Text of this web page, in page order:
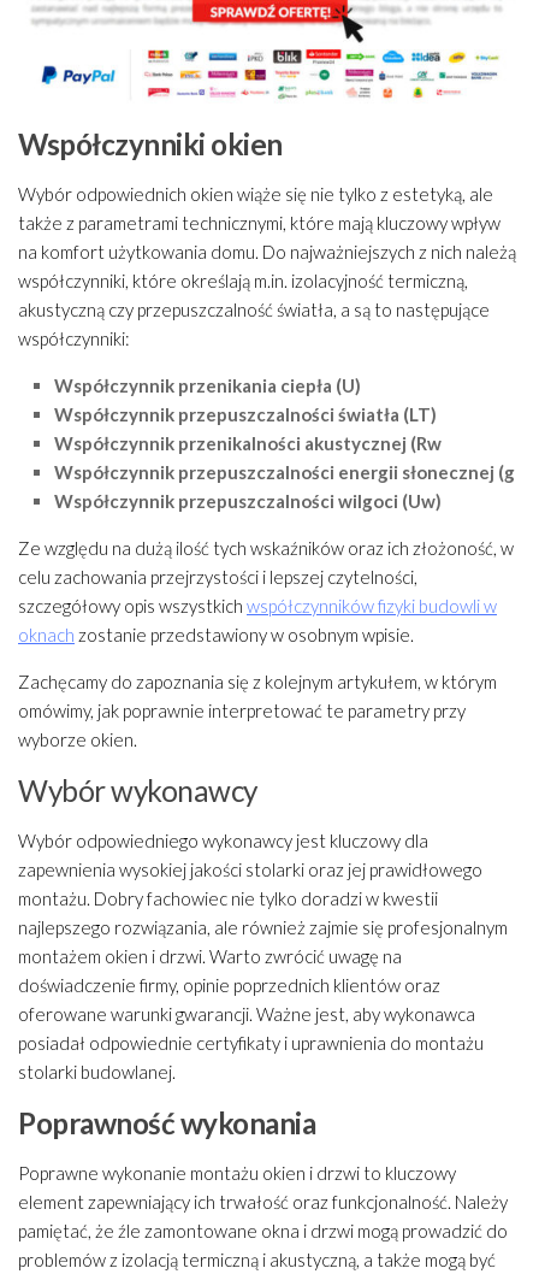
Współczynniki okien
Wybór odpowiednich okien wiąże się nie tylko z estetyką, ale
także z parametrami technicznymi, które mają kluczowy wpływ
na komfort użytkowania domu. Do najważniejszych z nich należą
współczynniki, które określają m.in. izolacyjność termiczną,
akustyczną czy przepuszczalność światła, a są to następujące
współczynniki:
Współczynnik przenikania ciepła (U)
Współczynnik przepuszczalności światła (LT)
Współczynnik przenikalności akustycznej (Rw
Współczynnik przepuszczalności energii słonecznej (g
Współczynnik przepuszczalności wilgoci (Uw)
Ze względu na dużą ilość tych wskaźników oraz ich złożoność, w
celu zachowania przejrzystości i lepszej czytelności,
szczegółowy opis wszystkich współczynników fizyki budowli w
oknach zostanie przedstawiony w osobnym wpisie.
Zachęcamy do zapoznania się z kolejnym artykułem, w którym
omówimy, jak poprawnie interpretować te parametry przy
wyborze okien.
Wybór wykonawcy
Wybór odpowiedniego wykonawcy jest kluczowy dla
zapewnienia wysokiej jakości stolarki oraz jej prawidłowego
montażu. Dobry fachowiec nie tylko doradzi w kwestii
najlepszego rozwiązania, ale również zajmie się profesjonalnym
montażem okien i drzwi. Warto zwrócić uwagę na
doświadczenie firmy, opinie poprzednich klientów oraz
oferowane warunki gwarancji. Ważne jest, aby wykonawca
posiadał odpowiednie certyfikaty i uprawnienia do montażu
stolarki budowlanej.
Poprawność wykonania
Poprawne wykonanie montażu okien i drzwi to kluczowy
element zapewniający ich trwałość oraz funkcjonalność. Należy
pamiętać, że źle zamontowane okna i drzwi mogą prowadzić do
problemów z izolacją termiczną i akustyczną, a także mogą być